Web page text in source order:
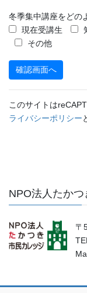
冬季集中講座をどの
現在受講生
その他
このサイトは
ライバシーポリシー
NPO法人たか
〒